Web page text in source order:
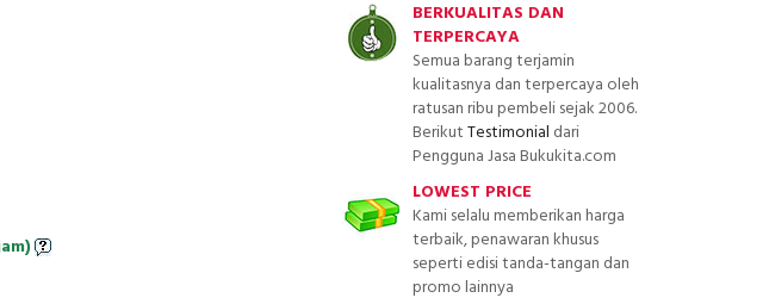
BERKUALITAS DAN
TERPERCAYA
Semua barang terjamin
kualitasnya dan terpercaya oleh
ratusan ribu pembeli sejak 2006.
BerikutTestimonial dari
Pengguna Jasa Bukukita.com
LOWEST PRICE
Kami selalu memberikan harga
terbaik, penawaran khusus
seperti edisi tanda-tangan dan
promo lainnya